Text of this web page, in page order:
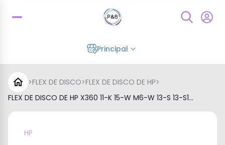
Principal
>FLEX DE DISCO>FLEX DE DISCO DE HP>
FLEX DE DISCO DE HP X360 11-K 15-W M6-W 13-S 13-S1...
HP